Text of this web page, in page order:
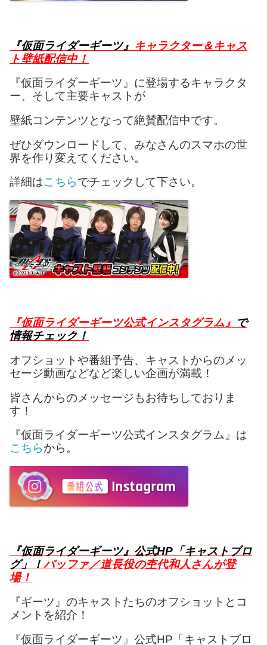
『仮面ライダーギーツ』 キャラクター＆キャス
ト壁紙配信中！
『仮面ライダーギーツ』に登場するキャラクタ
ー、そして主要キャストが
壁紙コンテンツとなって絶賛配信中です。
ぜひダウンロードして、みなさんのスマホの世
界を作り変えてください。
詳細はこちらでチェックして下さい。
『仮面ライダーギーツ公式インスタグラム』 で
情報チェック！
オフショットや番組予告、キャストからのメッ
セージ動画などなど楽しい企画が満載！
皆さんからのメッセージもお待ちしておりま
す！
『仮面ライダーギーツ公式インスタグラム』は
こちらから。
『仮面ライダーギーツ』公式HP「キャストブロ
グ」！バッファ／道長役の杢代和人さんが登
場！
『ギーツ』のキャストたちのオフショットとコ
メントを紹介！
『仮面ライダーギーツ』公式HP「キャストブロ